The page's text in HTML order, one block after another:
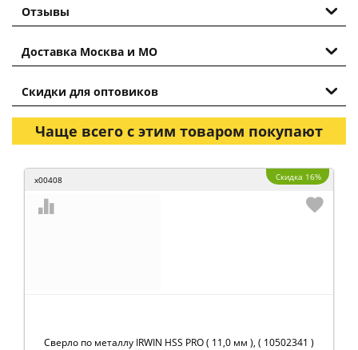
Отзывы
Доставка Москва и МО
Скидки для оптовиков
Чаще всего с этим товаром покупают
x00408 Скидка 16%
Сверло по металлу IRWIN HSS PRO ( 11,0 мм ), ( 10502341 )